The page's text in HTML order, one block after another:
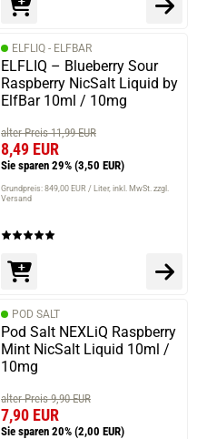
ELFLIQ - ELFBAR
ELFLIQ – Blueberry Sour
Raspberry NicSalt Liquid by
ElfBar 10ml / 10mg
alter Preis 11,99 EUR
8,49 EUR
Sie sparen 29% (3,50 EUR)
Grundpreis: 849,00 EUR / Liter inkl. MwSt. zzgl.
Versand
POD SALT
Pod Salt NEXLiQ Raspberry
Mint NicSalt Liquid 10ml /
10mg
alter Preis 9,90 EUR
7,90 EUR
Sie sparen 20% (2,00 EUR)